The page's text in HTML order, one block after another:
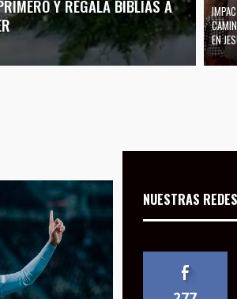
Y REGALA BIBLIAS A
EN
NUESTRAS REDES